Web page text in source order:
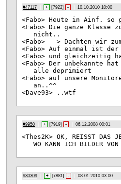
#47117 + [7922] - 10.10.2010 10:00
<Fa bo> Heute in Ainf.
<Fa bo> Die ganze Klasse
nicht..
<Fa bo> --> Dachten wir
<Fa bo> Auf einmal ist
<Fa bo> und gleichzeitig
<Fa bo> Der unbekannte
alle deprimiert
<Fa bo> auf unsere
an..^^
<Dave93> ..wtf
#9950 + [7919] - 06.12.2008 00:01
<Thes2K> OK, REISST DAS
WO KANN ICH BILDER VON
#30309 + [7881] - 08.01.2010 03:00